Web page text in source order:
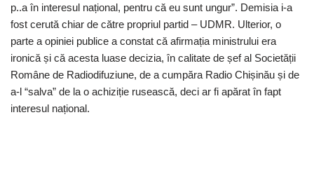
p..a în interesul național, pentru că eu sunt ungur”. Demisia i-a
fost cerută chiar de către propriul partid – UDMR. Ulterior, o
parte a opiniei publice a constat că afirmația ministrului era
ironică și că acesta luase decizia, în calitate de șef al Societății
Române de Radiodifuziune, de a cumpăra Radio Chișinău și de
a-l “salva” de la o achiziție rusească, deci ar fi apărat în fapt
interesul național.